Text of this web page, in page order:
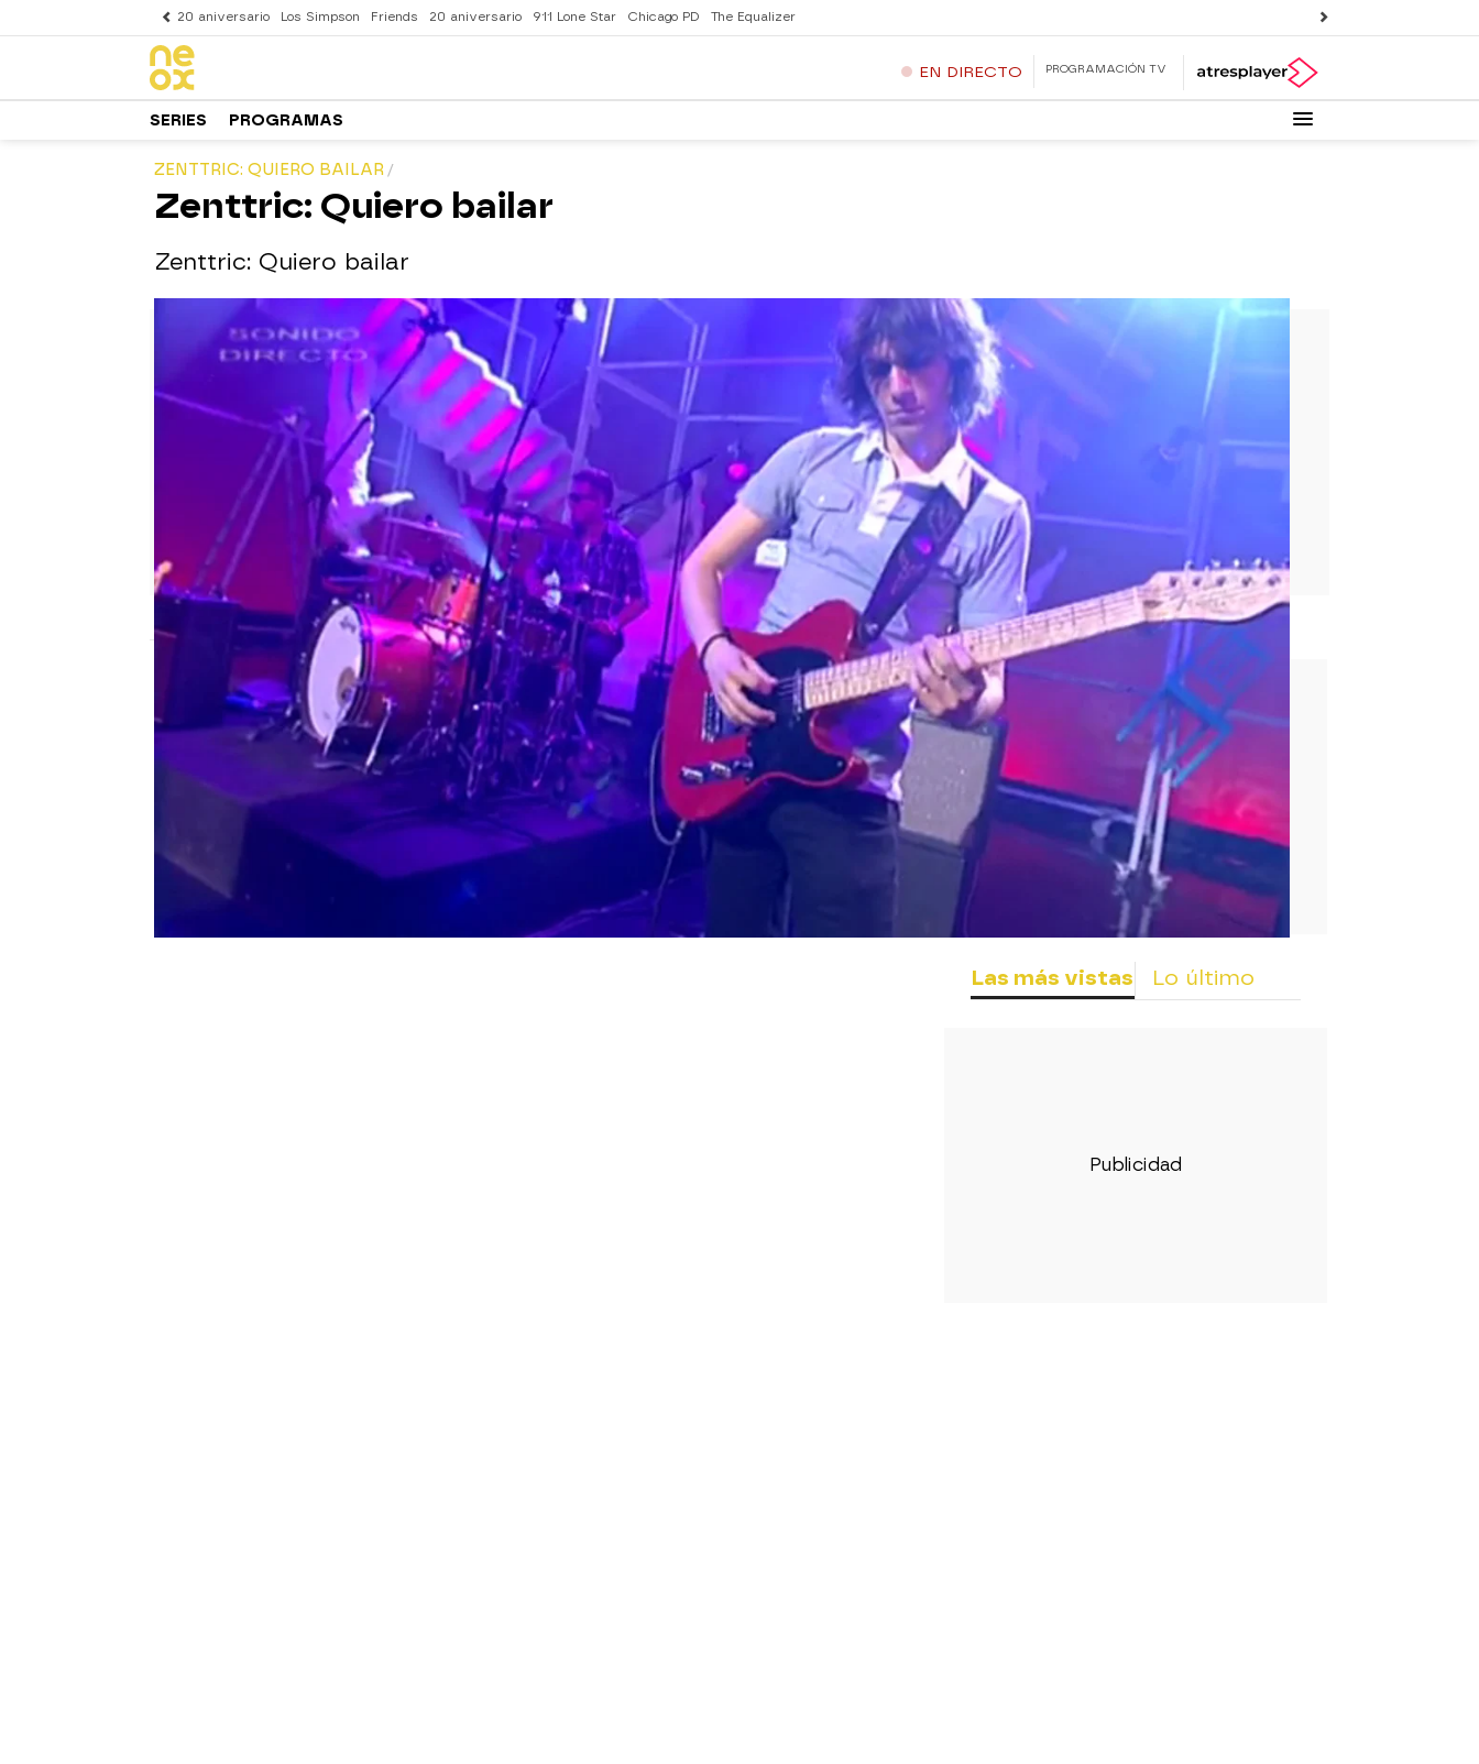
20 aniversario Los Simpson Friends 20 aniversario 911 Lone Star Chicago PD The Equalizer
EN DIRECTO PROGRAMACIÓN TV
SERIES PROGRAMAS
ZENTTRIC: QUIERO BAILAR
Zenttric: Quiero bailar
Zenttric: Quiero bailar
Publicado:17 de junio de 2011, 18:02
WhatsappFacebook
X Flipboard
Zenttric: Quiero bailar
Las más vistas Lo último